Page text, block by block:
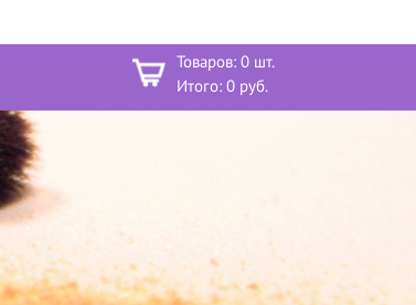
Товаров: 0 шт.
Итого: 0 руб.